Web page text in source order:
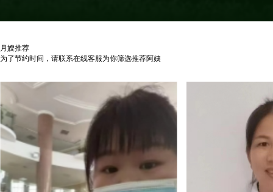
月嫂推荐
为了节约时间，请联系在线客服为你筛选推荐阿姨